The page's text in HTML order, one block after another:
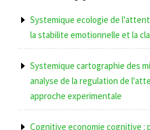
Systemique ecologie de
la stabilite emotionnelle et la
Systemique cartographie des
analyse de la regulation de
approche experimentale
Cognitive economie cognitive :